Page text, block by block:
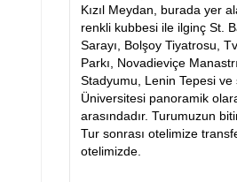
Kızıl Meydan, burada yer
renkli kubbesi ile ilginç St.
Sarayı, Bolşoy Tiyatrosu,
Parkı, Novadieviçe
Stadyumu, Lenin Tepesi
Üniversitesi panoramik
arasındadır. Turumuzun
Tur sonrası otelimize
otelimizde.